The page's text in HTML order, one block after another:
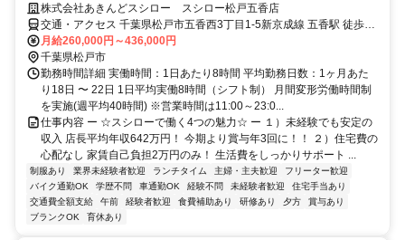
株式会社あきんどスシロー スシロー松戸五香店
交通・アクセス 千葉県松戸市五香西3丁目1-5新京成線 五香駅 徒歩8
分
月給260,000円～436,000円
千葉県松戸市
勤務時間詳細 実働時間：1日あたり8時間 平均勤務日数：1ヶ月あた
り18日 〜 22日 1日平均実働8時間（シフト制） 月間変形労働時間制
を実施(週平均40時間) ※営業時間は11:00～23:0...
仕事内容 ー ☆スシローで働く4つの魅力☆ ー １）未経験でも安定の
収入 店長平均年収642万円！ 今期より賞与年3回に！！ ２）住宅費の
心配なし 家賃自己負担2万円のみ！ 生活費をしっかりサポート ...
制服あり 業界未経験者歓迎 ランチタイム 主婦・主夫歓迎
フリーター歓迎
バイク通勤OK
学歴不問 車通勤OK 経験不問 未経験者歓迎
住宅手当あり
交通費全額支給
午前 経験者歓迎 食費補助あり 研修あり 夕方
賞与あり
ブランクOK
育休あり